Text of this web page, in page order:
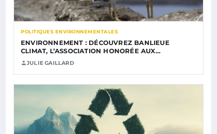
POLITIQUES ENVIRONNEMENTALES
ENVIRONNEMENT : DÉCOUVREZ BANLIEUE
CLIMAT, L’ASSOCIATION HONORÉE AUX…
JULIE GAILLARD